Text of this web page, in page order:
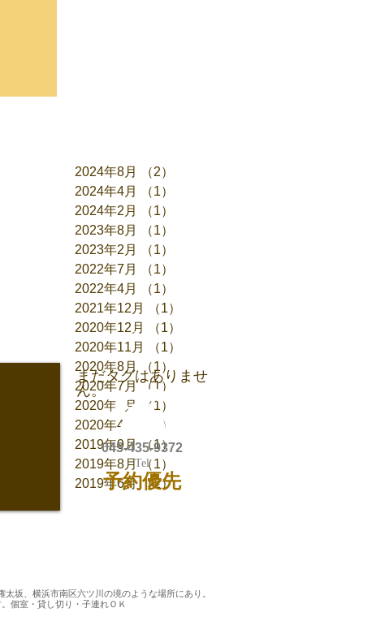
2024年8月 （2）
2024年4月
（1）
2024年2月
（1）
2023年8月
（1）
2023年2月
（1）
2022年7月
（1）
2022年4月
（1）
2021年12月
（1）
2020年12月
（1）
2020年11月
（1）
2020年8月
（1）
1件の記事
2020年7月 （1） 1件の記事
2020年6月
（1）
2020年4月
（2）
2019年9月 （1）1件の記事
2019年8月 （1）
2019年6月 （2）2件の記事
タグ
まだタグはありませ
ん。
045-435-9372
Tel
予約優先
坂、横浜市南区六ツ川の境のような場所にあり。
個室・貸し切り・子連れＯＫ